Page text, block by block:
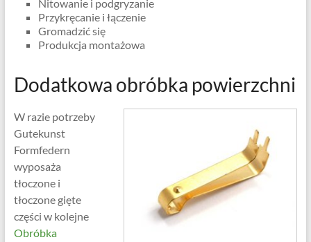
Nitowanie i podgryzanie
Przykręcanie i łączenie
Gromadzić się
Produkcja montażowa
Dodatkowa obróbka powierzchni
W razie potrzeby
Gutekunst
Formfedern
wyposaża
tłoczone i
tłoczone gięte
części w kolejne
Obróbka